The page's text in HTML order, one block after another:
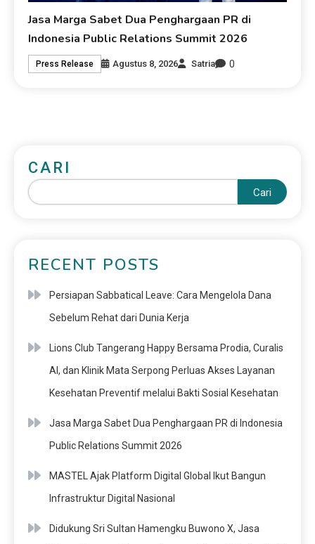
Jasa Marga Sabet Dua Penghargaan PR di
Indonesia Public Relations Summit 2026
Press Release Agustus 8, 2026 Satria 0
CARI
Cari
RECENT POSTS
Persiapan Sabbatical Leave: Cara Mengelola Dana
Sebelum Rehat dari Dunia Kerja
Lions Club Tangerang Happy Bersama Prodia, Curalis
AI, dan Klinik Mata Serpong Perluas Akses Layanan
Kesehatan Preventif melalui Bakti Sosial Kesehatan
Jasa Marga Sabet Dua Penghargaan PR di Indonesia
Public Relations Summit 2026
MASTEL Ajak Platform Digital Global Ikut Bangun
Infrastruktur Digital Nasional
Didukung Sri Sultan Hamengku Buwono X, Jasa